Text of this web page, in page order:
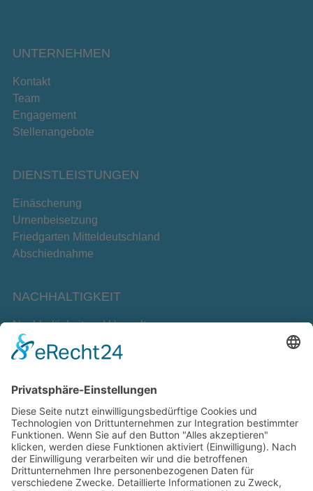
UNTERNEHMEN
Kontakt
Team
Engagement
Stellenangebote
DIENSTLEISTUNGEN
Einäscherung
Urnenbeisetzung
Friedgarten Mitteldeutschland
Abschiednahme
NACHHALTIGKEIT
Nachhaltigkeit und Umwelt
Verhaltenskodex
Partner